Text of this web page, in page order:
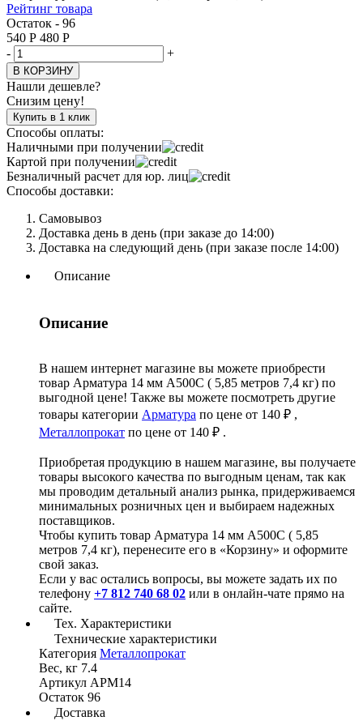
Рейтинг товара
Остаток - 96
540 Р 480 Р
-
+
В КОРЗИНУ
Нашли дешевле?
Снизим цену!
Купить в 1 клик
Способы оплаты:
Наличными при получении
Картой при получении
Безналичный расчет для юр. лиц
Способы доставки:
Самовывоз
Доставка день в день (при заказе до 14:00)
Доставка на следующий день (при заказе после 14:00)
Описание
Описание
В нашем интернет магазине вы можете приобрести
товар Арматура 14 мм А500С ( 5,85 метров 7,4 кг) по
выгодной цене! Также вы можете посмотреть другие
товары категории Арматура по цене от 140 ₽ ,
Металлопрокат по цене от 140 ₽ .
Приобретая продукцию в нашем магазине, вы получаете
товары высокого качества по выгодным ценам, так как
мы проводим детальный анализ рынка, придерживаемся
минимальных розничных цен и выбираем надежных
поставщиков.
Чтобы купить товар Арматура 14 мм А500С ( 5,85
метров 7,4 кг), перенесите его в «Корзину» и оформите
свой заказ.
Если у вас остались вопросы, вы можете задать их по
телефону +7 812 740 68 02 или в онлайн-чате прямо на
сайте.
Тех. Характеристики
Технические характеристики
Категория Металлопрокат
Вес, кг 7.4
Артикул АРМ14
Остаток 96
Доставка